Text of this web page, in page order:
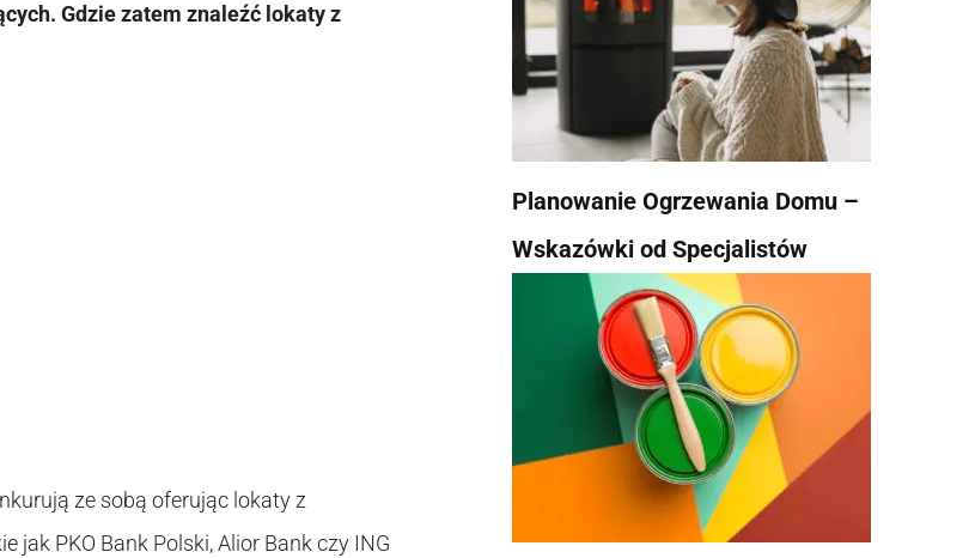
Gdzie zatem znaleźć lokaty z
ze sobą oferując lokaty z
PKO Bank Polski, Alior Bank czy ING
Planowanie Ogrzewania Domu –
Wskazówki od Specjalistów